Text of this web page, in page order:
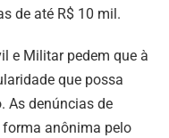
de até R$ 10 mil.
e Militar pedem que à
que possa
As denúncias de
anônima pelo